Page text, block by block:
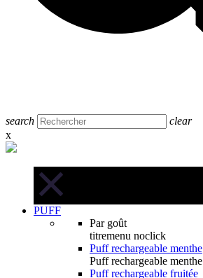
search
clear
x
PUFF
Par goût
titremenu noclick
Puff rechargeable menthe
Puff rechargeable menthe
Puff rechargeable fruitée